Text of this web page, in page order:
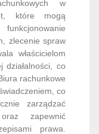
w
które mogą
zlecenie spraw
właścicielom
co
rachunkowe
co
zarządzać
zapewnić
prawa.